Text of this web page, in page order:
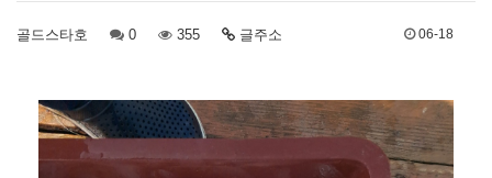
골드스타호 0 355 글주소 06-18